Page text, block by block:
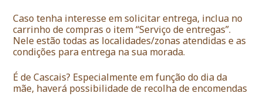
Caso tenha interesse em solicitar entrega, inclua no
carrinho de compras o item “Serviço de entregas”.
Nele estão todas as localidades/zonas atendidas e as
condições para entrega na sua morada.
É de Cascais? Especialmente em função do dia da
mãe, haverá possibilidade de recolha de encomendas